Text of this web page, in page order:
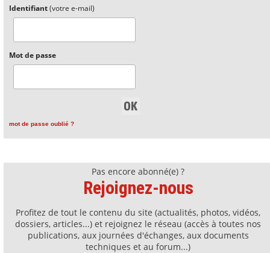
Identifiant(votre e-mail)
Mot de passe
mot de passe oublié ?
Pas encore abonné(e) ?
Rejoignez-nous
Profitez de tout le contenu du site (actualités, photos, vidéos,
dossiers, articles...) et rejoignez le réseau (accès à toutes nos
publications, aux journées d'échanges, aux documents
techniques et au forum...)